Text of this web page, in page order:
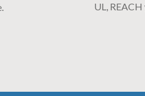
UL, REACH